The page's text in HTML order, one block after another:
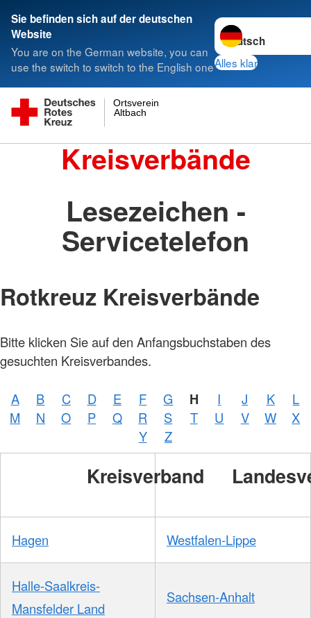
Sie befinden sich auf der deutschen
Website
You are on the German website, you can
use the switch to switch to the English one
Sprache wechseln
Alles klar
Altbach
Ortsverein
Kreisverbände
Lesezeichen -
Servicetelefon
Rotkreuz Kreisverbände
Bitte klicken Sie auf den Anfangsbuchstaben des
gesuchten Kreisverbandes.
A B C D E F G H I J K
L
M
N O P Q R S T U V W
X
Y
Z
Kreisverband
Hagen Westfalen-Lippe
Halle-Saalkreis-
Mansfelder Land
Sachsen-Anhalt